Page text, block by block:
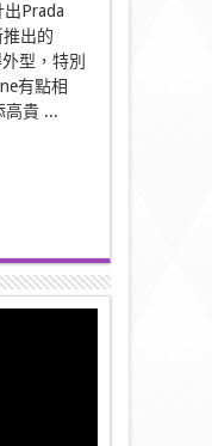
Prada
出的
型，特別
有點相
高貴 ...